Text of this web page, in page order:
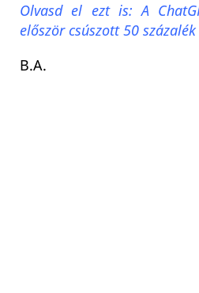
Olvasd el ezt is: A
először csúszott 50
B.A.